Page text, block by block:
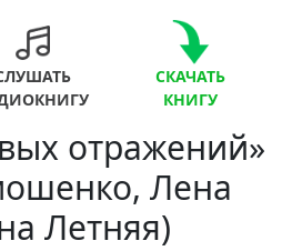
СКАЧАТЬ
КНИГУ
отражений»
Лена
Летняя)